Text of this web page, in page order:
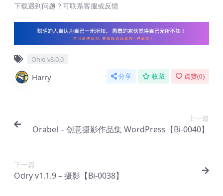
下载遇到问题？可联系客服或反馈
Ohio v3.0.0
Harry 分享 收藏 点赞(0)
上一篇
Orabel – 创意摄影作品集 WordPress【Bi-0040】
下一篇
Odry v1.1.9 – 摄影【Bi-0038】